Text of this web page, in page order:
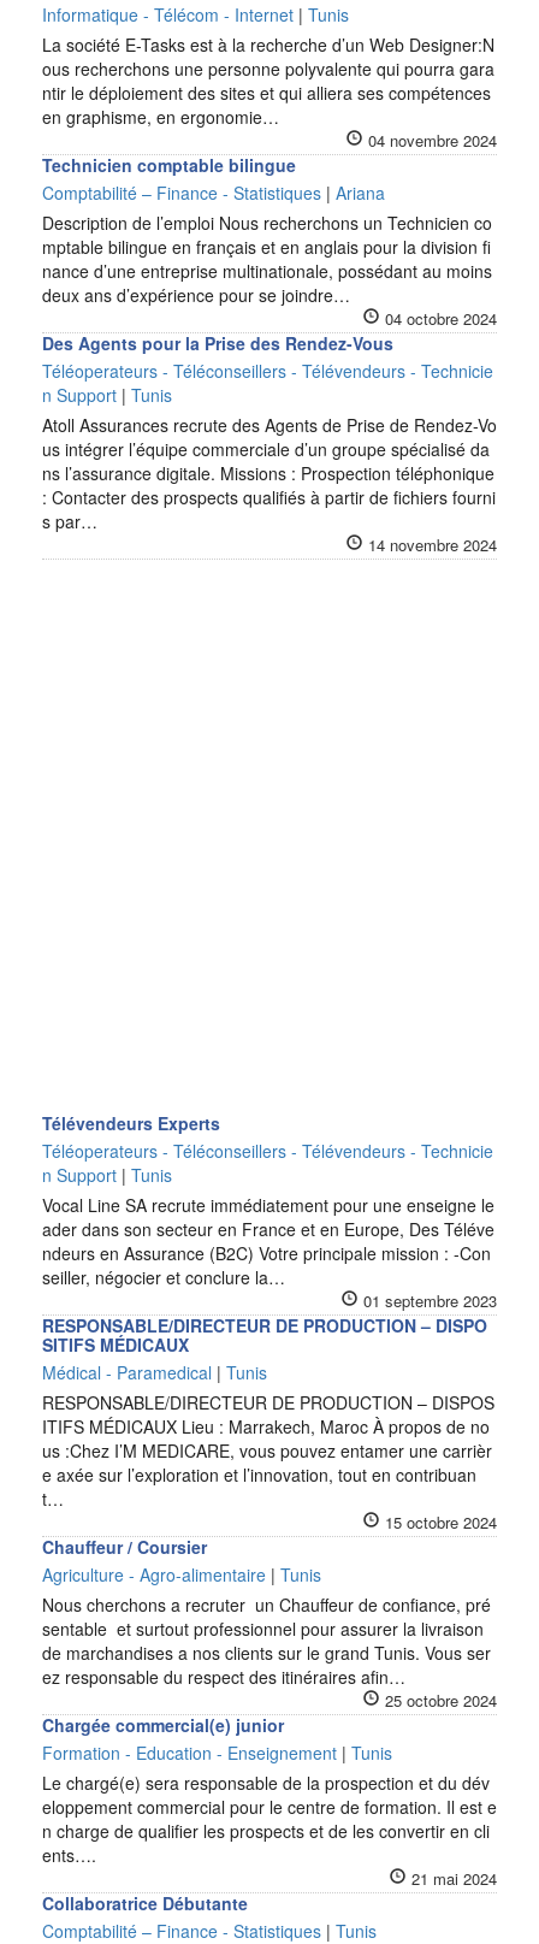
Informatique - Télécom - Internet | Tunis
La société E-Tasks est à la recherche d’un Web Designer:N
ous recherchons une personne polyvalente qui pourra gara
ntir le déploiement des sites et qui alliera ses compétences
en graphisme, en ergonomie…
04 novembre 2024
Technicien comptable bilingue
Comptabilité – Finance - Statistiques | Ariana
Description de l’emploi Nous recherchons un Technicien co
mptable bilingue en français et en anglais pour la division fi
nance d’une entreprise multinationale, possédant au moins
deux ans d’expérience pour se joindre…
04 octobre 2024
Des Agents pour la Prise des Rendez-Vous
Téléoperateurs - Téléconseillers - Télévendeurs - Technicie
n Support | Tunis
Atoll Assurances recrute des Agents de Prise de Rendez-Vo
us intégrer l’équipe commerciale d’un groupe spécialisé da
ns l’assurance digitale. Missions : Prospection téléphonique
: Contacter des prospects qualifiés à partir de fichiers fourni
s par…
14 novembre 2024
Télévendeurs Experts
Téléoperateurs - Téléconseillers - Télévendeurs - Technicie
n Support | Tunis
Vocal Line SA recrute immédiatement pour une enseigne le
ader dans son secteur en France et en Europe, Des Téléve
ndeurs en Assurance (B2C) Votre principale mission : -Con
seiller, négocier et conclure la…
01 septembre 2023
RESPONSABLE/DIRECTEUR DE PRODUCTION – DISPO
SITIFS MÉDICAUX
Médical - Paramedical | Tunis
RESPONSABLE/DIRECTEUR DE PRODUCTION – DISPOS
ITIFS MÉDICAUX Lieu : Marrakech, Maroc À propos de no
us :Chez I’M MEDICARE, vous pouvez entamer une carrièr
e axée sur l’exploration et l’innovation, tout en contribuan
t…
15 octobre 2024
Chauffeur / Coursier
Agriculture - Agro-alimentaire | Tunis
Nous cherchons a recruter un Chauffeur de confiance, pré
sentable et surtout professionnel pour assurer la livraison
de marchandises a nos clients sur le grand Tunis. Vous ser
ez responsable du respect des itinéraires afin…
25 octobre 2024
Chargée commercial(e) junior
Formation - Education - Enseignement | Tunis
Le chargé(e) sera responsable de la prospection et du dév
eloppement commercial pour le centre de formation. Il est e
n charge de qualifier les prospects et de les convertir en cli
ents….
21 mai 2024
Collaboratrice Débutante
Comptabilité – Finance - Statistiques | Tunis